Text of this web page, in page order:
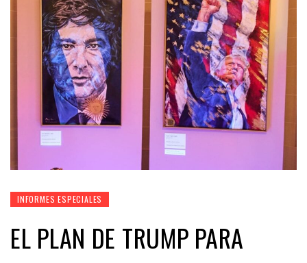
INFORMES ESPECIALES
EL PLAN DE TRUMP PARA